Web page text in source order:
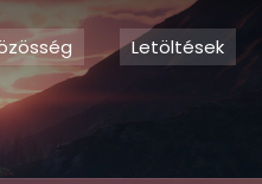
Letöltések